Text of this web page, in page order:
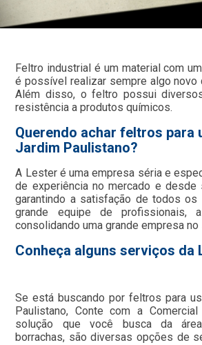
Feltro industrial é um material com
é possível realizar sempre algo novo
Além disso, o feltro possui
resistência a produtos químicos.
Querendo achar feltros para
Jardim Paulistano?
A Lester é uma empresa séria e
de experiência no mercado e desde
garantindo a satisfação de todos os
grande equipe de profissionais,
consolidando uma grande empresa no
Conheça alguns serviços da
Se está buscando por feltros para
Paulistano, Conte com a
solução que você busca da
borrachas, são diversas opções de